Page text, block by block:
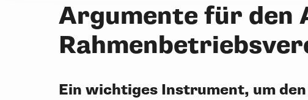
Argumente für den
Ein wichtiges Instrument, um